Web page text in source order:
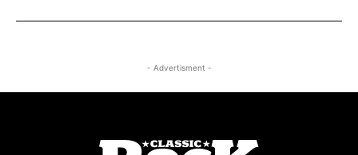
- Advertisment -